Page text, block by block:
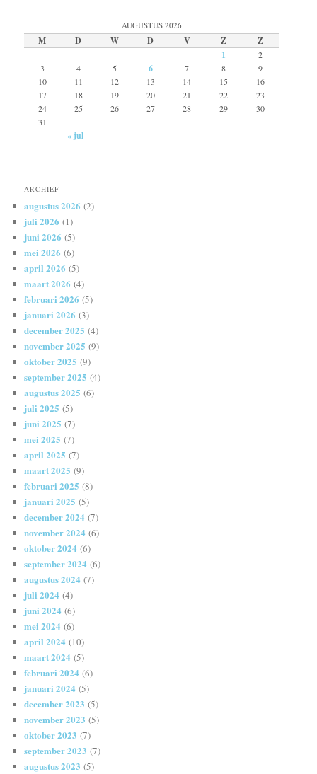
AUGUSTUS 2026
M D W D V Z
Z
1
2
3
4 5 6 7 8
9
10
11 12 13 14 15
16
17
18 19 20 21 22
23
24
25 26 27 28 29
30
31
« jul
ARCHIEF
augustus 2026 (2)
juli 2026 (1)
juni 2026 (5)
mei 2026 (6)
april 2026 (5)
maart 2026 (4)
februari 2026 (5)
januari 2026 (3)
december 2025 (4)
november 2025 (9)
oktober 2025 (9)
september 2025 (4)
augustus 2025 (6)
juli 2025 (5)
juni 2025 (7)
mei 2025 (7)
april 2025 (7)
maart 2025 (9)
februari 2025 (8)
januari 2025 (5)
december 2024 (7)
november 2024 (6)
oktober 2024 (6)
september 2024 (6)
augustus 2024 (7)
juli 2024 (4)
juni 2024 (6)
mei 2024 (6)
april 2024 (10)
maart 2024 (5)
februari 2024 (6)
januari 2024 (5)
december 2023 (5)
november 2023 (5)
oktober 2023 (7)
september 2023 (7)
augustus 2023 (5)